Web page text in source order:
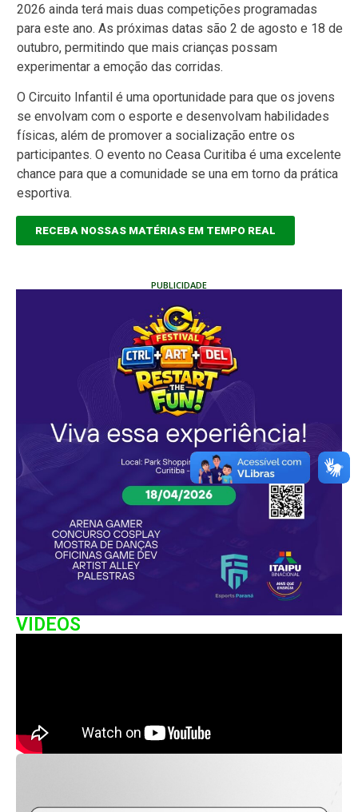
2026 ainda terá mais duas competições programadas
para este ano. As próximas datas são 2 de agosto e 18 de
outubro, permitindo que mais crianças possam
experimentar a emoção das corridas.
O Circuito Infantil é uma oportunidade para que os jovens
se envolvam com o esporte e desenvolvam habilidades
físicas, além de promover a socialização entre os
participantes. O evento no Ceasa Curitiba é uma excelente
chance para que a comunidade se una em torno da prática
esportiva.
RECEBA NOSSAS MATÉRIAS EM TEMPO REAL
PUBLICIDADE
VIDEOS